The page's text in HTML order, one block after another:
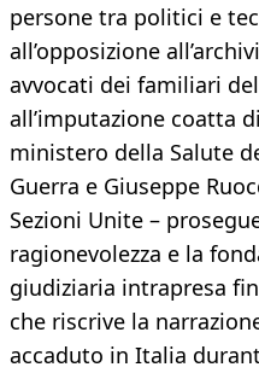
persone tra politici e
all’opposizione
avvocati dei familiari
all’imputazione coatta
ministero della Salute
Guerra e Giuseppe
Sezioni Unite –
ragionevolezza e la
giudiziaria intrapresa
che riscrive la
accaduto in Italia